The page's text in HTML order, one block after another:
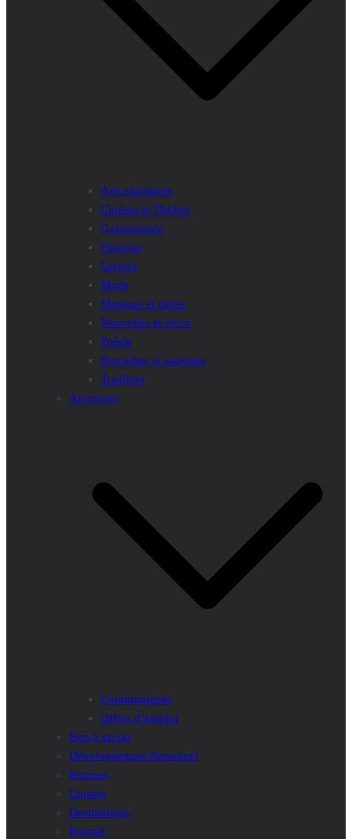
Arts plastiques
Cinéma et Théâtre
Gastronomie
Humour
Lecture
Mode
Musique et danse
Nouvelles et récits
Poésie
Proverbes et sagesses
Tradition
Annonces
Communiqués
Offres d’emploi
Bon à savoir
Développement Personnel
Bourses
Cuisine
Destinations
Portrait